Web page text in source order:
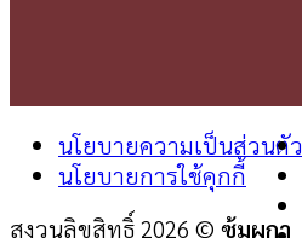
นโยบายความเป็นส่วนตัว
นโยบายการใช้คุกกี้
สงวนลิขสิทธิ์ 2026 © ซุ้มผกา